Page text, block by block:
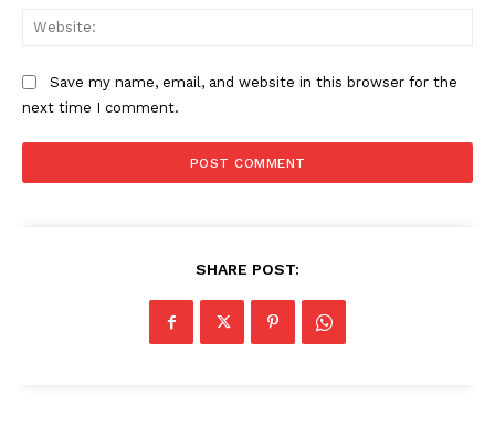
Save my name, email, and website in this browser for the
next time I comment.
SHARE POST: